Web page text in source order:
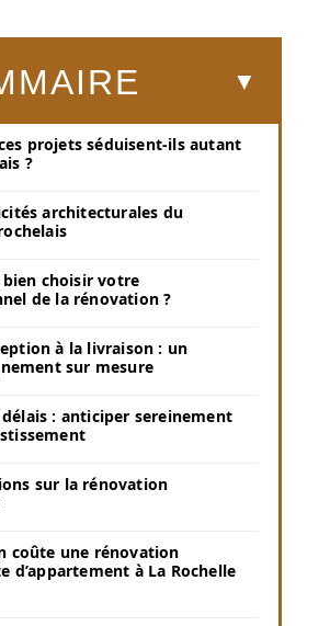
projets séduisent-ils autant
?
architecturales du
choisir votre
de la rénovation ?
à la livraison : un
sur mesure
: anticiper sereinement
sur la rénovation
coûte une rénovation
d’appartement à La Rochelle